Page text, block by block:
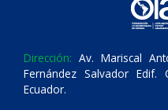
Dirección: Av. Mariscal
Fernández Salvador
Ecuador.